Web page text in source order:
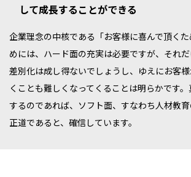
して成長することができる
企業理念の中核である「お客様に喜んで頂く
めには、ハード面の充実は必要ですが、それ
差別化は成し得ないでしょうし、ゆえにお客
くことも難しくなってくることは明らかです
するのであれば、ソフト面、すなわち人材教
正道であると、確信しています。